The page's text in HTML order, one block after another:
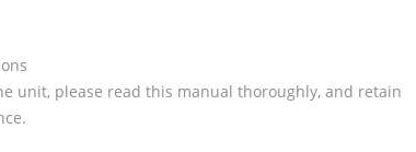
unit, please read this manual thoroughly, and retain